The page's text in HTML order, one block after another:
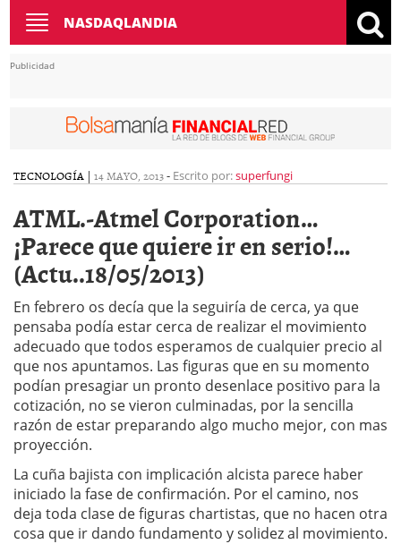
Toggle
navigation
NASDAQLANDIA
Publicidad
TECNOLOGÍA | 14 MAYO, 2013- Escrito por:superfungi
ATML.-Atmel Corporation…
¡Parece que quiere ir en serio!…
(Actu..18/05/2013)
En febrero os decía que la seguiría de cerca, ya que
pensaba podía estar cerca de realizar el movimiento
adecuado que todos esperamos de cualquier precio al
que nos apuntamos. Las figuras que en su momento
podían presagiar un pronto desenlace positivo para la
cotización, no se vieron culminadas, por la sencilla
razón de estar preparando algo mucho mejor, con mas
proyección.
La cuña bajista con implicación alcista parece haber
iniciado la fase de confirmación. Por el camino, nos
deja toda clase de figuras chartistas, que no hacen otra
cosa que ir dando fundamento y solidez al movimiento.